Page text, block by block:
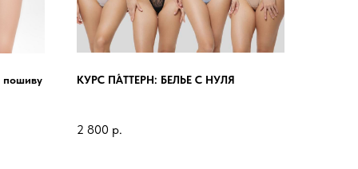
КУРС ПА́ТТЕРН: БЕЛЬЕ С НУЛЯ
2 800 р.